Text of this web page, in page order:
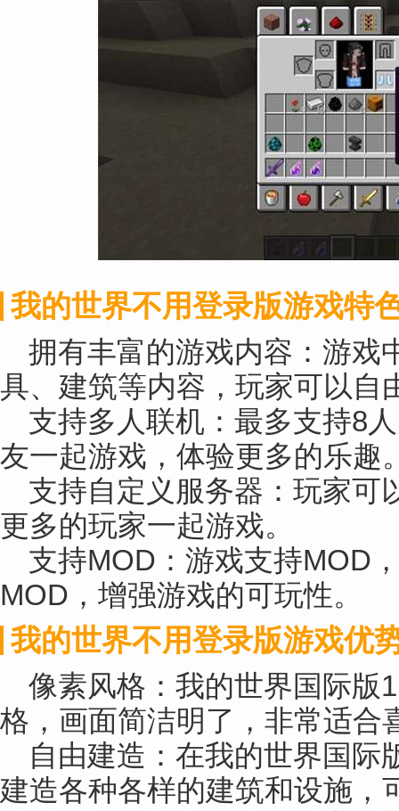
我的世界不用登录版游戏特
拥有丰富的游戏内容：游戏
具、建筑等内容，玩家可以自
支持多人联机：最多支持8
友一起游戏，体验更多的乐趣
支持自定义服务器：玩家可
更多的玩家一起游戏。
支持MOD：游戏支持MOD
MOD，增强游戏的可玩性。
我的世界不用登录版游戏优
像素风格：我的世界国际版
格，画面简洁明了，非常适合
自由建造：在我的世界国际
建造各种各样的建筑和设施，